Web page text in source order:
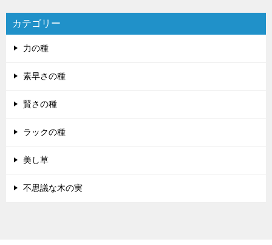
カテゴリー
力の種
素早さの種
賢さの種
ラックの種
美し草
不思議な木の実